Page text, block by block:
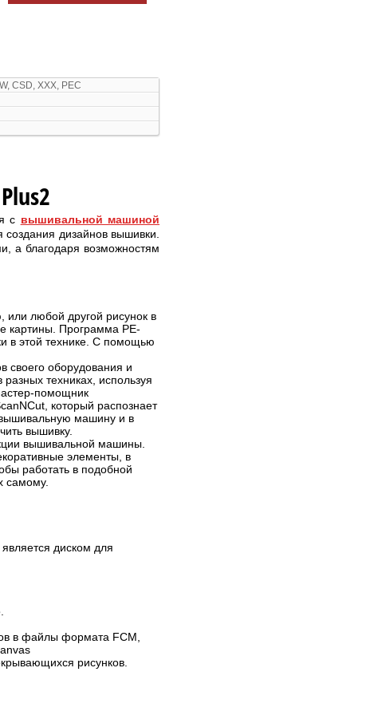
CSD, XXX, PEC
с вышивальной машиной
дизайнов вышивки.
а благодаря возможностям
или любой другой рисунок в
картины. Программа PE-
в этой технике. С помощью
своего оборудования и
техниках, используя
помощник
который распознает
вышивальную машину и в
вышивку.
вышивальной машины.
элементы, в
работать в подобной
самому.
диском для
в файлы формата FСM,
рисунков.